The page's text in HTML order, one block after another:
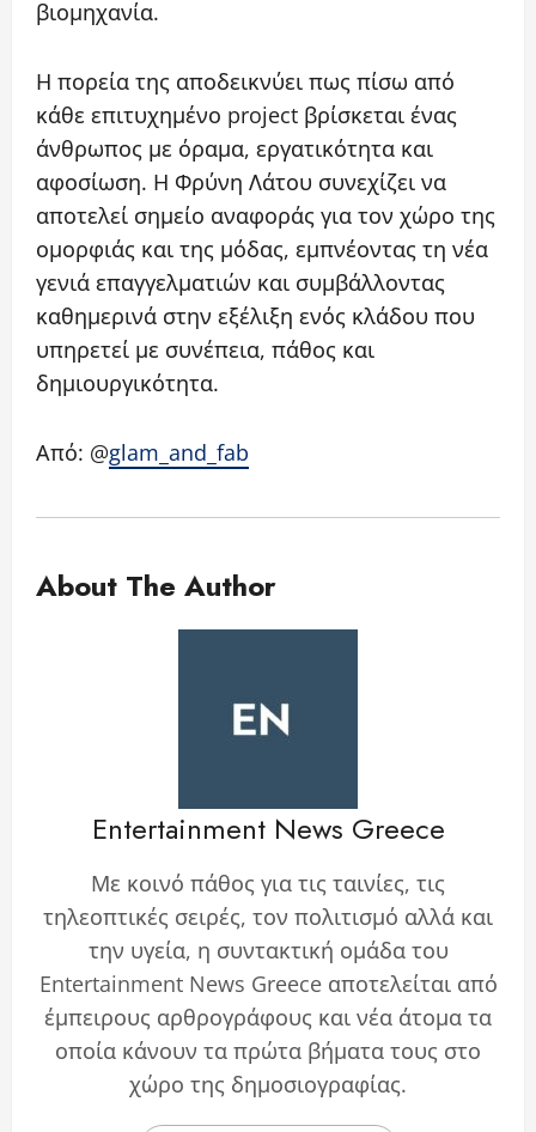
βιομηχανία.
Η πορεία της αποδεικνύει πως πίσω από
κάθε επιτυχημένο project βρίσκεται ένας
άνθρωπος με όραμα, εργατικότητα και
αφοσίωση. Η Φρύνη Λάτου συνεχίζει να
αποτελεί σημείο αναφοράς για τον χώρο της
ομορφιάς και της μόδας, εμπνέοντας τη νέα
γενιά επαγγελματιών και συμβάλλοντας
καθημερινά στην εξέλιξη ενός κλάδου που
υπηρετεί με συνέπεια, πάθος και
δημιουργικότητα.
Από: @glam_and_fab
About The Author
Entertainment News Greece
Με κοινό πάθος για τις ταινίες, τις
τηλεοπτικές σειρές, τον πολιτισμό αλλά και
την υγεία, η συντακτική ομάδα του
Entertainment News Greece αποτελείται από
έμπειρους αρθρογράφους και νέα άτομα τα
οποία κάνουν τα πρώτα βήματα τους στο
χώρο της δημοσιογραφίας.